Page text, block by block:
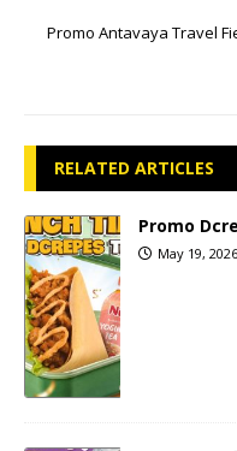
Promo Antavaya Travel
RELATED ARTICLES
Promo
May 19, 2026